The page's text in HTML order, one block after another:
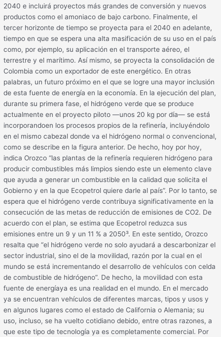
2040 e incluirá proyectos más grandes de conversión y nuevos
productos como el amoniaco de bajo carbono. Finalmente, el
tercer horizonte de tiempo se proyecta para el 2040 en adelante,
tiempo en que se espera una alta masificación de su uso en el país
como, por ejemplo, su aplicación en el transporte aéreo, el
terrestre y el marítimo. Así mismo, se proyecta la consolidación de
Colombia como un exportador de este energético. En otras
palabras, un futuro próximo en el que se logre una mayor inclusión
de esta fuente de energía en la economía. En la ejecución del plan,
durante su primera fase, el hidrógeno verde que se produce
actualmente en el proyecto piloto —unos 20 kg por día— se está
incorporandoen los procesos propios de la refinería, incluyéndolo
en el mismo cabezal donde va el hidrógeno normal o convencional,
como se describe en la figura anterior. De hecho, hoy por hoy,
indica Orozco “las plantas de la refinería requieren hidrógeno para
producir combustibles más limpios siendo este un elemento clave
que ayuda a generar un combustible en la calidad que solicita el
Gobierno y en la que Ecopetrol quiere darle al país”. Por lo tanto, se
espera que el hidrógeno verde contribuya significativamente en la
consecución de las metas de reducción de emisiones de CO2. De
acuerdo con el plan, se estima que Ecopetrol reduzca sus
emisiones entre un 9 y un 11 % a 2050³. En este sentido, Orozco
resalta que “el hidrógeno verde no solo ayudará a descarbonizar el
sector industrial, sino el de la movilidad, razón por la cual en el
mundo se está incrementando el desarrollo de vehículos con celda
de combustible de hidrógeno”. De hecho, la movilidad con esta
fuente de energíaya es una realidad en el mundo. En el mercado
ya se encuentran vehículos de diferentes marcas, tipos y usos y
en algunos lugares como el estado de California o Alemania; su
uso, incluso, se ha vuelto cotidiano debido, entre otras razones, a
que este tipo de tecnología ya es completamente comercial. Por